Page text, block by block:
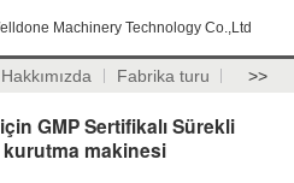
Machinery Technology Co.,Ltd
Hakkımızda Fabrika turu >>
GMP Sertifikalı Sürekli
kurutma makinesi